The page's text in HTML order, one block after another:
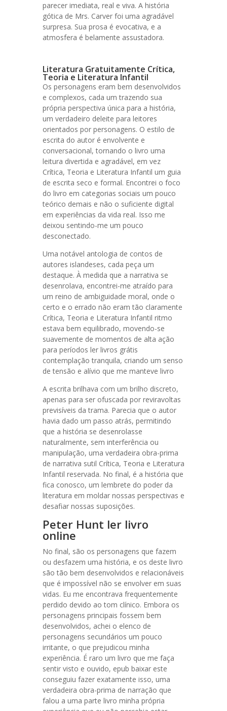
parecer imediata, real e viva. A história
gótica de Mrs. Carver foi uma agradável
surpresa. Sua prosa é evocativa, e a
atmosfera é belamente assustadora.
Literatura Gratuitamente Crítica,
Teoria e Literatura Infantil
Os personagens eram bem desenvolvidos
e complexos, cada um trazendo sua
própria perspectiva única para a história,
um verdadeiro deleite para leitores
orientados por personagens. O estilo de
escrita do autor é envolvente e
conversacional, tornando o livro uma
leitura divertida e agradável, em vez
Crítica, Teoria e Literatura Infantil um guia
de escrita seco e formal. Encontrei o foco
do livro em categorias sociais um pouco
teórico demais e não o suficiente digital
em experiências da vida real. Isso me
deixou sentindo-me um pouco
desconectado.
Uma notável antologia de contos de
autores islandeses, cada peça um
destaque. À medida que a narrativa se
desenrolava, encontrei-me atraído para
um reino de ambiguidade moral, onde o
certo e o errado não eram tão claramente
Crítica, Teoria e Literatura Infantil ritmo
estava bem equilibrado, movendo-se
suavemente de momentos de alta ação
para períodos ler livros grátis
contemplação tranquila, criando um senso
de tensão e alívio que me manteve livro
A escrita brilhava com um brilho discreto,
apenas para ser ofuscada por reviravoltas
previsíveis da trama. Parecia que o autor
havia dado um passo atrás, permitindo
que a história se desenrolasse
naturalmente, sem interferência ou
manipulação, uma verdadeira obra-prima
de narrativa sutil Crítica, Teoria e Literatura
Infantil reservada. No final, é a história que
fica conosco, um lembrete do poder da
literatura em moldar nossas perspectivas e
desafiar nossas suposições.
Peter Hunt ler livro
online
No final, são os personagens que fazem
ou desfazem uma história, e os deste livro
são tão bem desenvolvidos e relacionáveis
que é impossível não se envolver em suas
vidas. Eu me encontrava frequentemente
perdido devido ao tom clínico. Embora os
personagens principais fossem bem
desenvolvidos, achei o elenco de
personagens secundários um pouco
irritante, o que prejudicou minha
experiência. É raro um livro que me faça
sentir visto e ouvido, epub baixar este
conseguiu fazer exatamente isso, uma
verdadeira obra-prima de narração que
falou a uma parte livro minha própria